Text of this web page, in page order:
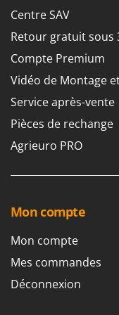
Motobineuses
Motoculteurs
Motofaucheuses
Motopompes
Moulins à
Moulins à farine
Nettoyeurs
Nettoyeurs
P
Peignes
Famur
FARMER
FBC
Ferrari Group
Ferroni
Ferrua
Fimar
Fiorentini
Fiskars
Flymo
Fontana Forni
Centre SAV
Retour gratuit sous
Compte Premium
Vidéo de Montage
Service après-vente
Pièces de rechange
Agrieuro PRO
Mon compte
Mon compte
Mes commandes
Déconnexion